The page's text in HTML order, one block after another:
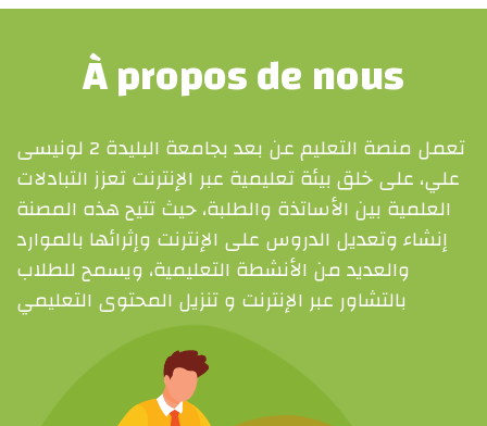
À propos de nous
تعمل منصة التعليم عن بعد بجامعة البليدة 2 لونيسى
علي، على خلق بيئة تعليمية عبر الإنترنت تعزز التبادلات
العلمية بين الأساتذة والطلبة، حيث تتيح هذه المصنة
إنشاء وتعديل الدروس على الإنترنت وإثرائها بالموارد
والعديد من الأنشطة التعليمية، ويسمح للطلاب
بالتشاور عبر الإنترنت و تنزيل المحتوى التعليمي